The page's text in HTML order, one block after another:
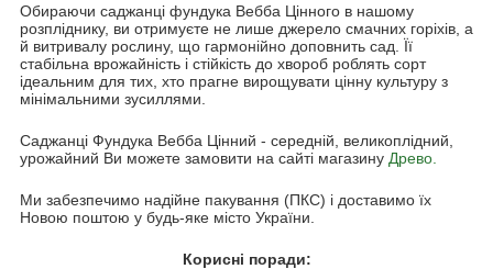
Обираючи саджанці фундука Вебба Цінного в нашому
розпліднику, ви отримуєте не лише джерело смачних горіхів, а
й витривалу рослину, що гармонійно доповнить сад. Її
стабільна врожайність і стійкість до хвороб роблять сорт
ідеальним для тих, хто прагне вирощувати цінну культуру з
мінімальними зусиллями.
Саджанці Фундука Вебба Цінний - середній, великоплідний,
урожайний Ви можете замовити на сайті магазину Древо.
Ми забезпечимо надійне пакування (ПКС) і доставимо їх
Новою поштою у будь-яке місто України.
Корисні поради: